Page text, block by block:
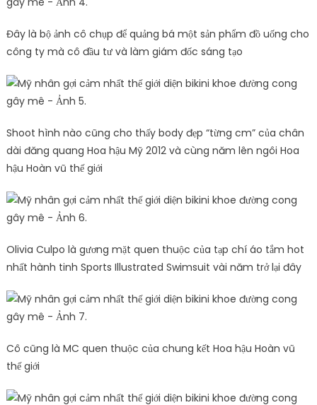
Đây là bộ ảnh cô chụp để quảng bá một sản phẩm đồ uống cho
công ty mà cô đầu tư và làm giám đốc sáng tạo
Shoot hình nào cũng cho thấy body đẹp “từng cm” của chân
dài đăng quang Hoa hậu Mỹ 2012 và cùng năm lên ngôi Hoa
hậu Hoàn vũ thế giới
Olivia Culpo là gương mặt quen thuộc của tạp chí áo tắm hot
nhất hành tinh Sports Illustrated Swimsuit vài năm trở lại đây
Cô cũng là MC quen thuộc của chung kết Hoa hậu Hoàn vũ
thế giới